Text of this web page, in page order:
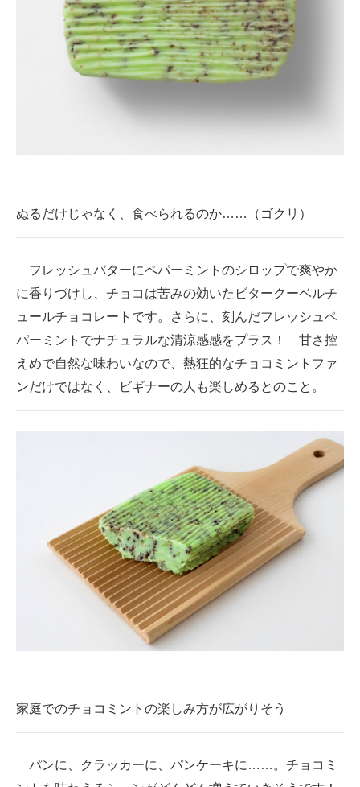
ぬるだけじゃなく、食べられるのか……（ゴクリ）
フレッシュバターにペパーミントのシロップで爽やか
に香りづけし、チョコは苦みの効いたビタークーベルチ
ュールチョコレートです。さらに、刻んだフレッシュペ
パーミントでナチュラルな清涼感感をプラス！ 甘さ控
えめで自然な味わいなので、熱狂的なチョコミントファ
ンだけではなく、ビギナーの人も楽しめるとのこと。
家庭でのチョコミントの楽しみ方が広がりそう
パンに、クラッカーに、パンケーキに……。チョコミ